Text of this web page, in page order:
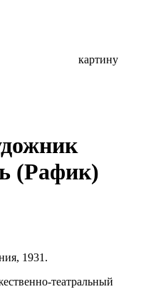
картину
(Рафик)
1931.
театральный